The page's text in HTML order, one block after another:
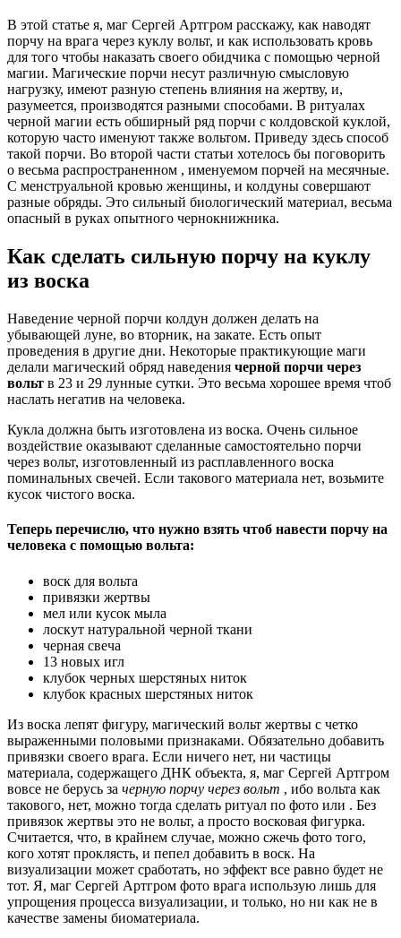
В этой статье я, маг Сергей Артгром расскажу, как наводят
порчу на врага через куклу вольт, и как использовать кровь
для того чтобы наказать своего обидчика с помощью черной
магии. Магические порчи несут различную смысловую
нагрузку, имеют разную степень влияния на жертву, и,
разумеется, производятся разными способами. В ритуалах
черной магии есть обширный ряд порчи с колдовской куклой,
которую часто именуют также вольтом. Приведу здесь способ
такой порчи. Во второй части статьи хотелось бы поговорить
о весьма распространенном , именуемом порчей на месячные.
С менструальной кровью женщины, и колдуны совершают
разные обряды. Это сильный биологический материал, весьма
опасный в руках опытного чернокнижника.
Как сделать сильную порчу на куклу
из воска
Наведение черной порчи колдун должен делать на
убывающей луне, во вторник, на закате. Есть опыт
проведения в другие дни. Некоторые практикующие маги
делали магический обряд наведения черной порчи через
вольт в 23 и 29 лунные сутки. Это весьма хорошее время чтоб
наслать негатив на человека.
Кукла должна быть изготовлена из воска. Очень сильное
воздействие оказывают сделанные самостоятельно порчи
через вольт, изготовленный из расплавленного воска
поминальных свечей. Если такового материала нет, возьмите
кусок чистого воска.
Теперь перечислю, что нужно взять чтоб навести порчу на
человека с помощью вольта:
воск для вольта
привязки жертвы
мел или кусок мыла
лоскут натуральной черной ткани
черная свеча
13 новых игл
клубок черных шерстяных ниток
клубок красных шерстяных ниток
Из воска лепят фигуру, магический вольт жертвы с четко
выраженными половыми признаками. Обязательно добавить
привязки своего врага. Если ничего нет, ни частицы
материала, содержащего ДНК объекта, я, маг Сергей Артгром
вовсе не берусь за черную порчу через вольт , ибо вольта как
такового, нет, можно тогда сделать ритуал по фото или . Без
привязок жертвы это не вольт, а просто восковая фигурка.
Считается, что, в крайнем случае, можно сжечь фото того,
кого хотят проклясть, и пепел добавить в воск. На
визуализации может сработать, но эффект все равно будет не
тот. Я, маг Сергей Артгром фото врага использую лишь для
упрощения процесса визуализации, и только, но ни как не в
качестве замены биоматериала.